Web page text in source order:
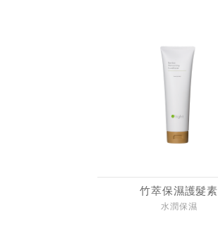
竹萃保濕護髮素
水潤保濕